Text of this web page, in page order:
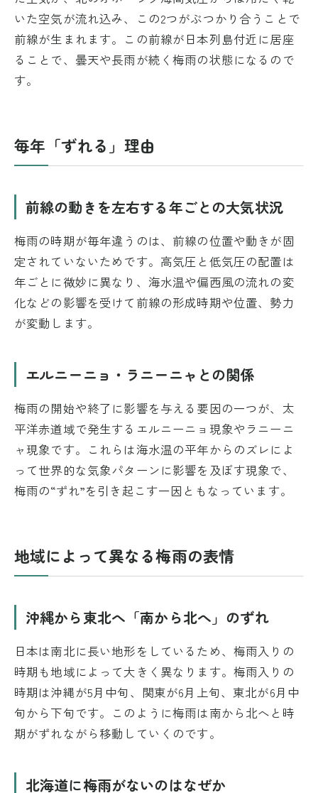
いた空気が流れ込み、この2つがぶつかり合うことで
前線が生まれます。この前線が日本列島付近に居座
ることで、曇天や長雨が続く梅雨の状態になるので
す。
毎年「ずれる」理由
前線の動きを左右する年ごとの大気状況
梅雨の時期が毎年違うのは、前線の位置や動きが固
定されていないためです。高気圧と低気圧の配置は
年ごとに微妙に異なり、海水温や偏西風の流れの変
化などの影響を受けて前線の形成時期や位置、勢力
が変動します。
エルニーニョ・ラニーニャとの関係
梅雨の開始や終了に影響を与える要因の一つが、太
平洋赤道域で発生するエルニーニョ現象やラニーニ
ャ現象です。これらは海水温の平年からのズレによ
って世界的な気象パターンに影響を及ぼす現象で、
梅雨の“ずれ”を引き起こす一因ともなっています。
地域によって異なる梅雨の表情
沖縄から東北へ「南から北へ」のずれ
日本は南北に長い地形をしているため、梅雨入りの
時期も地域によって大きく異なります。梅雨入りの
時期は沖縄が5月中旬、関東が6月上旬、東北が6月中
旬から下旬です。このように梅雨は南から北へと時
期がずれながら移動していくのです。
北海道に梅雨がないのはなぜか